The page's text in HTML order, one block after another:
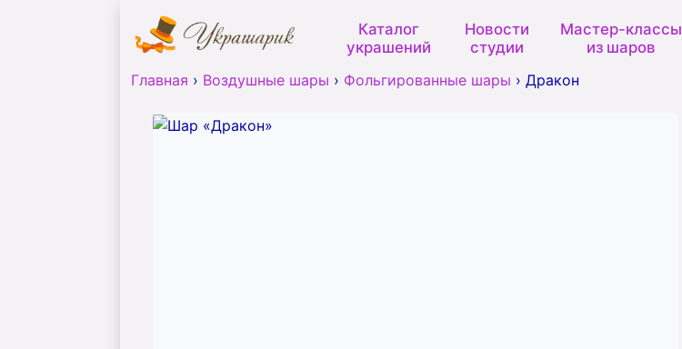
Каталог
украшений
Новости
студии
Мастер-классы
из шаров
Главная › Воздушные шары › Фольгированные шары › Дракон